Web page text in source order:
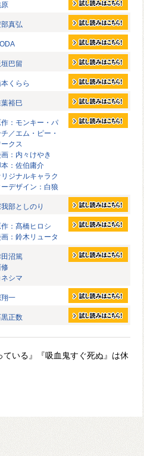
真弘
巴留
くらら
裕巳
作：モンキー・パ
チ／エム・ピー・
ークス
：内々けやき
本：佐伯庸介
リジナルキャラク
ーデザイン：白狼
部としのり
作：髙橋ヒロシ
：鈴木リュータ
沼篤
ネシマ
一
正数
ている』『吸血鬼すぐ死ぬ』は休